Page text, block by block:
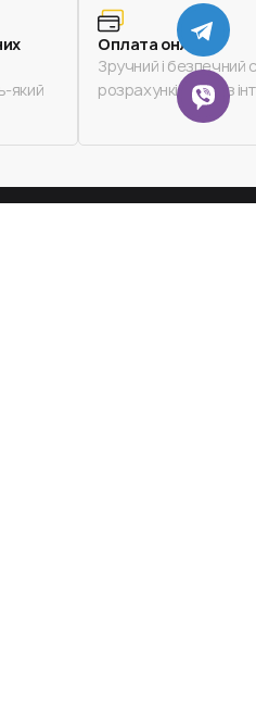
який
Оплата онлайн
Зручний і безпечний
розрахунків через